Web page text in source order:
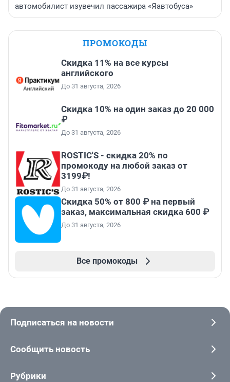
автомобилист изувечил пассажира «Яавтобуса»
ПРОМОКОДЫ
Скидка 11% на все курсы
английского
До 31 августа, 2026
Скидка 10% на один заказ до 20 000
₽
До 31 августа, 2026
ROSTIC'S - скидка 20% по
промокоду на любой заказ от
3199₽!
До 31 августа, 2026
Скидка 50% от 800 ₽ на первый
заказ, максимальная скидка 600 ₽
До 31 августа, 2026
Все промокоды
Подписаться на новости
Сообщить новость
Рубрики